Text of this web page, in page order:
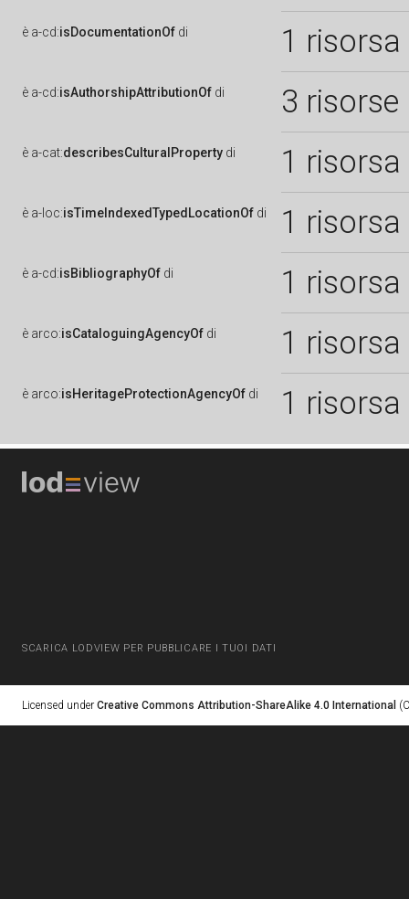
è a-cd:isDocumentationOf di 1 risorsa
è a-cd:isAuthorshipAttributionOf di 3 risorse
è a-cat:describesCulturalProperty di 1 risorsa
è a-loc:isTimeIndexedTypedLocationOf di 1 risorsa
è a-cd:isBibliographyOf di 1 risorsa
è arco:isCataloguingAgencyOf di 1 risorsa
è arco:isHeritageProtectionAgencyOf di 1 risorsa
SCARICA LODVIEW PER PUBBLICARE I TUOI DATI
Licensed under Creative Commons Attribution-ShareAlike 4.0 International